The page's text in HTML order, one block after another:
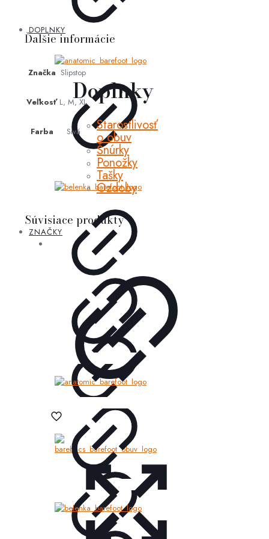
DOPLNKY
Doplnky
Starostlivosť
o obuv
Šnúrky
Ponožky
Tašky
Ozdoby
ZNAČKY
Ďalšie informácie
Značka Slipstop
Veľkosť L, M, XL
Farba Sivá
Súvisiace produkty